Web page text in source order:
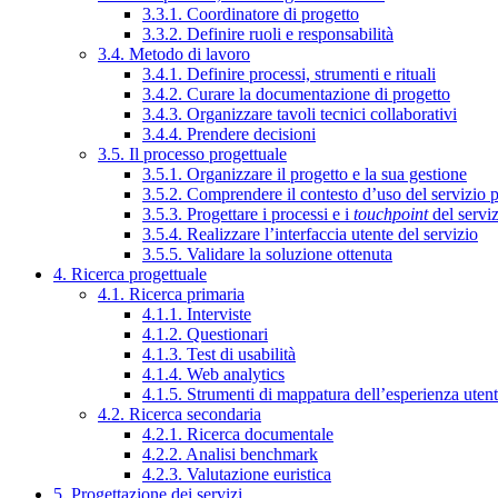
3.3.1. Coordinatore di progetto
3.3.2. Definire ruoli e responsabilità
3.4. Metodo di lavoro
3.4.1. Definire processi, strumenti e rituali
3.4.2. Curare la documentazione di progetto
3.4.3. Organizzare tavoli tecnici collaborativi
3.4.4. Prendere decisioni
3.5. Il processo progettuale
3.5.1. Organizzare il progetto e la sua gestione
3.5.2. Comprendere il contesto d’uso del servizio
3.5.3. Progettare i processi e i touchpointdel
3.5.4. Realizzare l’interfaccia utente del servizio
3.5.5. Validare la soluzione ottenuta
4. Ricerca progettuale
4.1. Ricerca primaria
4.1.1. Interviste
4.1.2. Questionari
4.1.3. Test di usabilità
4.1.4. Web analytics
4.1.5. Strumenti di mappatura dell’esperienza
4.2. Ricerca secondaria
4.2.1. Ricerca documentale
4.2.2. Analisi benchmark
4.2.3. Valutazione euristica
5. Progettazione dei servizi